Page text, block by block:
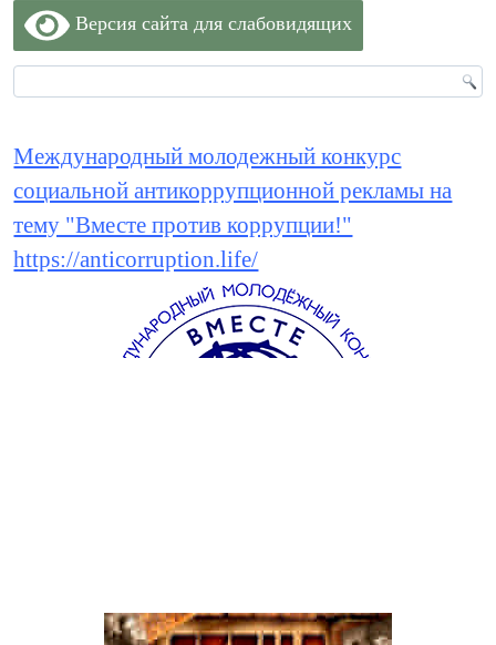
Версия сайта для слабовидящих
Международный молодежный конкурс
социальной антикоррупционной рекламы на
тему "Вместе против коррупции!"
https://anticorruption.life/